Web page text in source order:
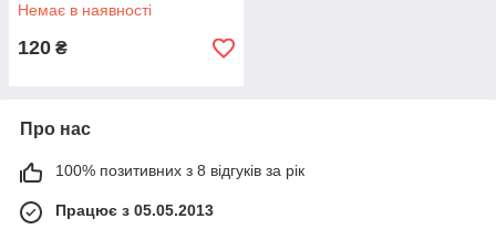
Немає в наявності
120 ₴
Про нас
100% позитивних з 8 відгуків за рік
Працює з 05.05.2013